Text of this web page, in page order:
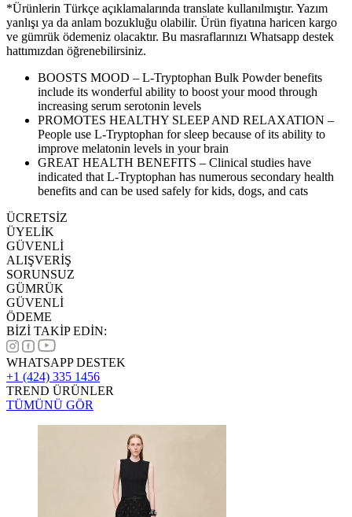
*Ürünlerin Türkçe açıklamalarında translate kullanılmıştır. Yazım
yanlışı ya da anlam bozukluğu olabilir. Ürün fiyatına haricen kargo
ve gümrük ödemeniz olacaktır. Bu masraflarınızı Whatsapp destek
hattımızdan öğrenebilirsiniz.
BOOSTS MOOD – L-Tryptophan Bulk Powder benefits
include its wonderful ability to boost your mood through
increasing serum serotonin levels
PROMOTES HEALTHY SLEEP AND RELAXATION –
People use L-Tryptophan for sleep because of its ability to
improve melatonin levels in your brain
GREAT HEALTH BENEFITS – Clinical studies have
indicated that L-Tryptophan has numerous secondary health
benefits and can be used safely for kids, dogs, and cats
ÜCRETSİZ
ÜYELİK
GÜVENLİ
ALIŞVERİŞ
SORUNSUZ
GÜMRÜK
GÜVENLİ
ÖDEME
BİZİ TAKİP EDİN:
WHATSAPP DESTEK
+1 (424) 335 1456
TREND ÜRÜNLER
TÜMÜNÜ GÖR